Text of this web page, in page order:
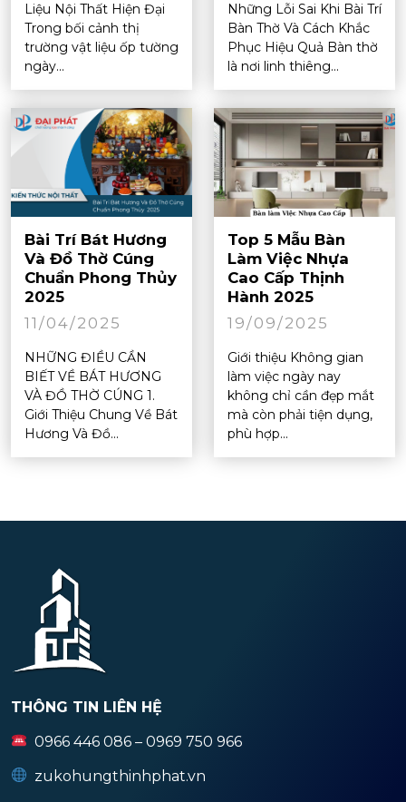
Liệu Nội Thất Hiện Đại
Trong bối cảnh thị
trường vật liệu ốp tường
ngày...
Những Lỗi Sai Khi Bài Trí
Bàn Thờ Và Cách Khắc
Phục Hiệu Quả Bàn thờ
là nơi linh thiêng...
Bài Trí Bát Hương
Và Đồ Thờ Cúng
Chuẩn Phong Thủy
2025
11/04/2025
NHỮNG ĐIỀU CẦN
BIẾT VỀ BÁT HƯƠNG
VÀ ĐỒ THỜ CÚNG 1.
Giới Thiệu Chung Về Bát
Hương Và Đồ...
Top 5 Mẫu Bàn
Làm Việc Nhựa
Cao Cấp Thịnh
Hành 2025
19/09/2025
Giới thiệu Không gian
làm việc ngày nay
không chỉ cần đẹp mắt
mà còn phải tiện dụng,
phù hợp...
THÔNG TIN LIÊN HỆ
0966 446 086 – 0969 750 966
zukohungthinhphat.vn